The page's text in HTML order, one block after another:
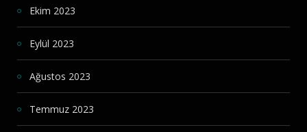
Ekim 2023
Eylül 2023
Ağustos 2023
Temmuz 2023